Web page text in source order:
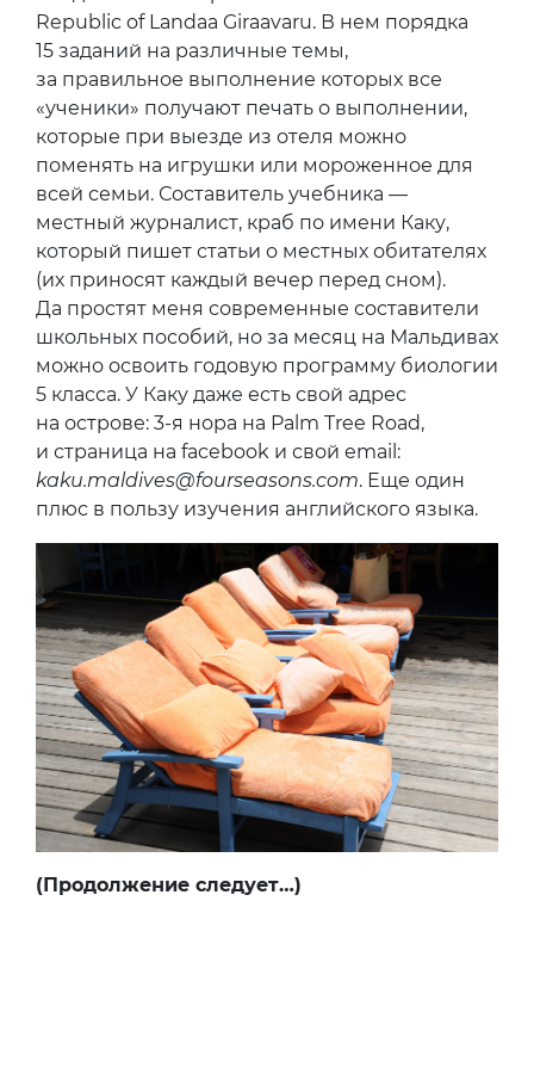
Republic of Landaa Giraavaru. В нем порядка
15 заданий на различные темы,
за правильное выполнение которых все
«ученики» получают печать о выполнении,
которые при выезде из отеля можно
поменять на игрушки или мороженное для
всей семьи. Составитель учебника —
местный журналист, краб по имени Каку,
который пишет статьи о местных обитателях
(их приносят каждый вечер перед сном).
Да простят меня современные составители
школьных пособий, но за месяц на Мальдивах
можно освоить годовую программу биологии
5 класса. У Каку даже есть свой адрес
на острове: 3-я нора на Palm Tree Road,
и страница на facebook и свой email:
kaku.maldives@fourseasons.com. Еще один
плюс в пользу изучения английского языка.
(Продолжение следует…)